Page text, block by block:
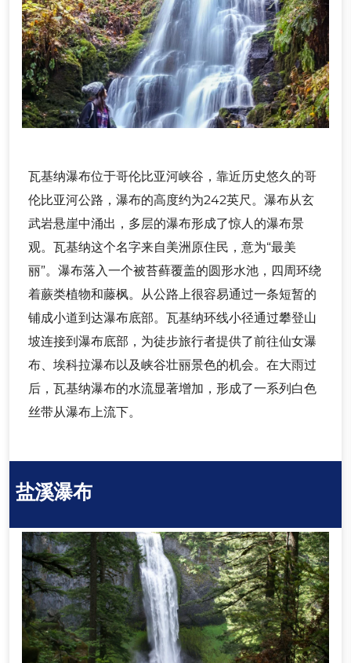
瓦基纳瀑布位于哥伦比亚河峡谷，靠近历史悠久的哥
伦比亚河公路，瀑布的高度约为242英尺。瀑布从玄
武岩悬崖中涌出，多层的瀑布形成了惊人的瀑布景
观。瓦基纳这个名字来自美洲原住民，意为“最美
丽”。瀑布落入一个被苔藓覆盖的圆形水池，四周环绕
着蕨类植物和藤枫。从公路上很容易通过一条短暂的
铺成小道到达瀑布底部。瓦基纳环线小径通过攀登山
坡连接到瀑布底部，为徒步旅行者提供了前往仙女瀑
布、埃科拉瀑布以及峡谷壮丽景色的机会。在大雨过
后，瓦基纳瀑布的水流显著增加，形成了一系列白色
丝带从瀑布上流下。
盐溪瀑布